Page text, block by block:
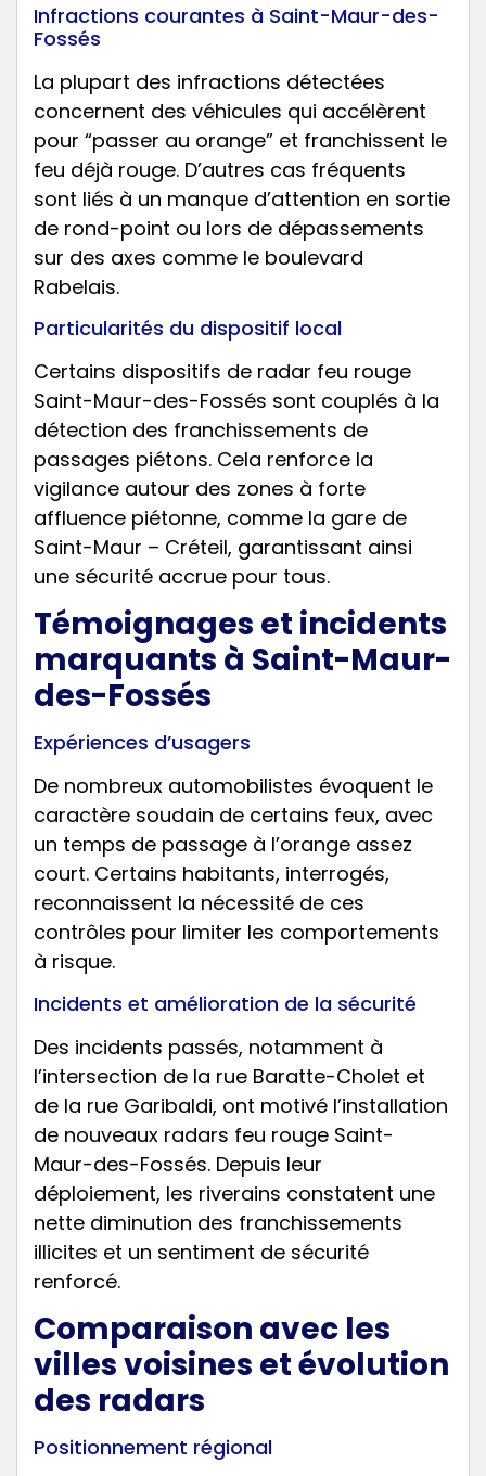
Infractions courantes à Saint-Maur-des-
Fossés
La plupart des infractions détectées
concernent des véhicules qui accélèrent
pour “passer au orange” et franchissent le
feu déjà rouge. D’autres cas fréquents
sont liés à un manque d’attention en sortie
de rond-point ou lors de dépassements
sur des axes comme le boulevard
Rabelais.
Particularités du dispositif local
Certains dispositifs de radar feu rouge
Saint-Maur-des-Fossés sont couplés à la
détection des franchissements de
passages piétons. Cela renforce la
vigilance autour des zones à forte
affluence piétonne, comme la gare de
Saint-Maur – Créteil, garantissant ainsi
une sécurité accrue pour tous.
Témoignages et incidents
marquants à Saint-Maur-
des-Fossés
Expériences d’usagers
De nombreux automobilistes évoquent le
caractère soudain de certains feux, avec
un temps de passage à l’orange assez
court. Certains habitants, interrogés,
reconnaissent la nécessité de ces
contrôles pour limiter les comportements
à risque.
Incidents et amélioration de la sécurité
Des incidents passés, notamment à
l’intersection de la rue Baratte-Cholet et
de la rue Garibaldi, ont motivé l’installation
de nouveaux radars feu rouge Saint-
Maur-des-Fossés. Depuis leur
déploiement, les riverains constatent une
nette diminution des franchissements
illicites et un sentiment de sécurité
renforcé.
Comparaison avec les
villes voisines et évolution
des radars
Positionnement régional